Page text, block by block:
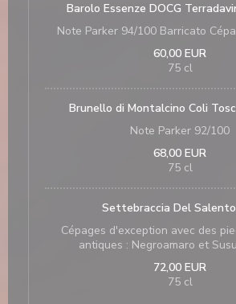
Barolo Essenze DOCG
Note Parker 94/100 Barricato
60,00 EUR
75 cl
Brunello di Montalcino Coli
Note Parker 92/100
68,00 EUR
75 cl
Settebraccia Del
Cépages d'exception avec des
antiques : Negroamaro et
72,00 EUR
75 cl